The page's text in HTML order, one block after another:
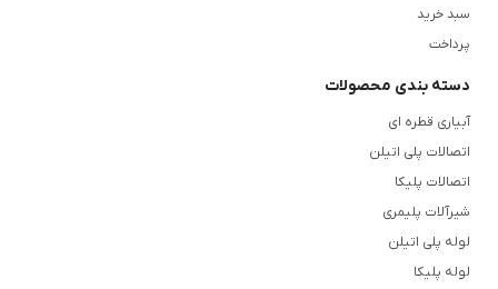
ویلاها، برج‌ها و سایر پروژه‌های ساختمانی، از سایزهای مختلف لوله پلیکا
لوله پلیکا 63 میلی‌متر
(2 اینچ)
بخش‌های مختلف مانند روشویی، سرویس بهداشتی، فاضلاب حمام و
سینک آشپزخانه استفاده می‌شود. در پروژه‌های خانگی که نیاز به
لوله‌کشی فاضلاب با حجم کم دارند، این سایز انتخاب مناسبی است.
لوله پلیکا 90 میلی‌متر
فاضلاب حمام، آشپزخانه و انشعابات فاضلاب استفاده می‌شود. در برخی از
سبد خرید
پرداخت
دسته بندی محصولات
آبیاری قطره ای
اتصالات پلی اتیلن
اتصالات پلیکا
شیرآلات پلیمری
لوله پلی اتیلن
لوله پلیکا